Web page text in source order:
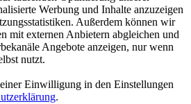
Werbung und Inhalte anzuzeigen
Außerdem können wir
mit externen Anbietern abgleichen und
Angebote anzeigen, nur wenn
nutzt.
Einwilligung in den Einstellungen
.